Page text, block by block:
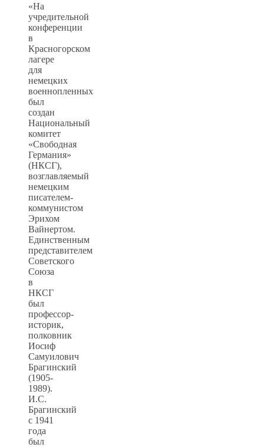
«На
учредительной
конференции
в
Красногорском
лагере
для
немецких
военнопленных
был
создан
Национальный
комитет
«Свободная
Германия»
(НКСГ),
возглавляемый
немецким
писателем-
коммунистом
Эрихом
Вайнертом.
Единственным
представителем
Советского
Союза
в
НКСГ
был
профессор-
историк,
полковник
Иосиф
Самуилович
Брагинский
(1905-
1989).
И.С.
Брагинский
с 1941
года
был